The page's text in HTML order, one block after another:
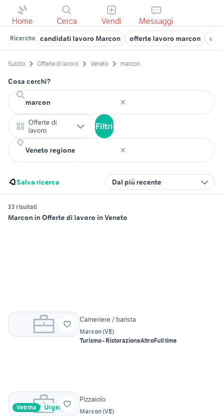
Home Cerca Vendi Messaggi
Ricerche candidati lavoro Marcon offerte lavoro marcon
Subito Offerte di lavoro Veneto marcon
Cosa cerchi?
Offerte di
lavoro
Filtri
Salva ricerca Dal più recente
33 risultati
Marcon in Offerte di lavoro in Veneto
Cameriere / barista
Marcon(VE)
Turismo - RistorazioneAltroFull time
Vetrina Urgente
Pizzaiolo
Marcon(VE)